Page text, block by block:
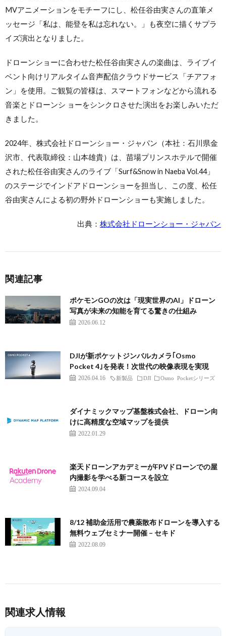
MVアニメーションをモチーフにし、松任谷由実さんの直筆メ
ッセージ「私は、能登を私は忘れない。」も夜空に描くサプラ
イズ演出となりました。
ドローンショーに合わせた松任谷由実さんの楽曲は、ライブイ
ベント向けリアルタイム音声配信クラウドサービス「チアフォ
ン」を使用。ご観覧の皆様は、スマートフォンなどから流れる
音楽とドローンシ ョーをシンクロさせた演出をお楽しみいただ
きました。
2024年、株式会社ドローンショー・ジャパン（本社：石川県金
沢市、代表取締役：山本雄貴）は、苗場プリンスホテルで開催
された松任谷由実さんのライブ「Surf&Snow in Naeba Vol.44」
のステージでインドアドローンショーを担当し、この度、松任
谷由実さんによる初の野外ドローンショーも実施しました。
出典： 株式会社ドローンショー・ジャパン
関連記事
ポケモンGOの次は「現実世界のAI」ドローン
写真が未来の知能を育てる驚きの仕組み
2026.06.12
DJIが新ポケットジンバルカメラ｢Osmo
Pocket 4｣を発表！次世代の映像表現を実現
2026.04.16 新製品 DJI Osmo Pocketシリーズ
ダイナミックマップ基盤株式会社、ドローン向
けに高精度な空域マップを提供
2022.01.29
楽天ドローンアカデミーがFPVドローンでの屋
内撮影を学べる新コースを設立
2024.09.04
8/12 補助金活用で農薬散布ドローンを導入する
無料ウェブセミナー開催 – セキド
2022.08.09
関連求人情報